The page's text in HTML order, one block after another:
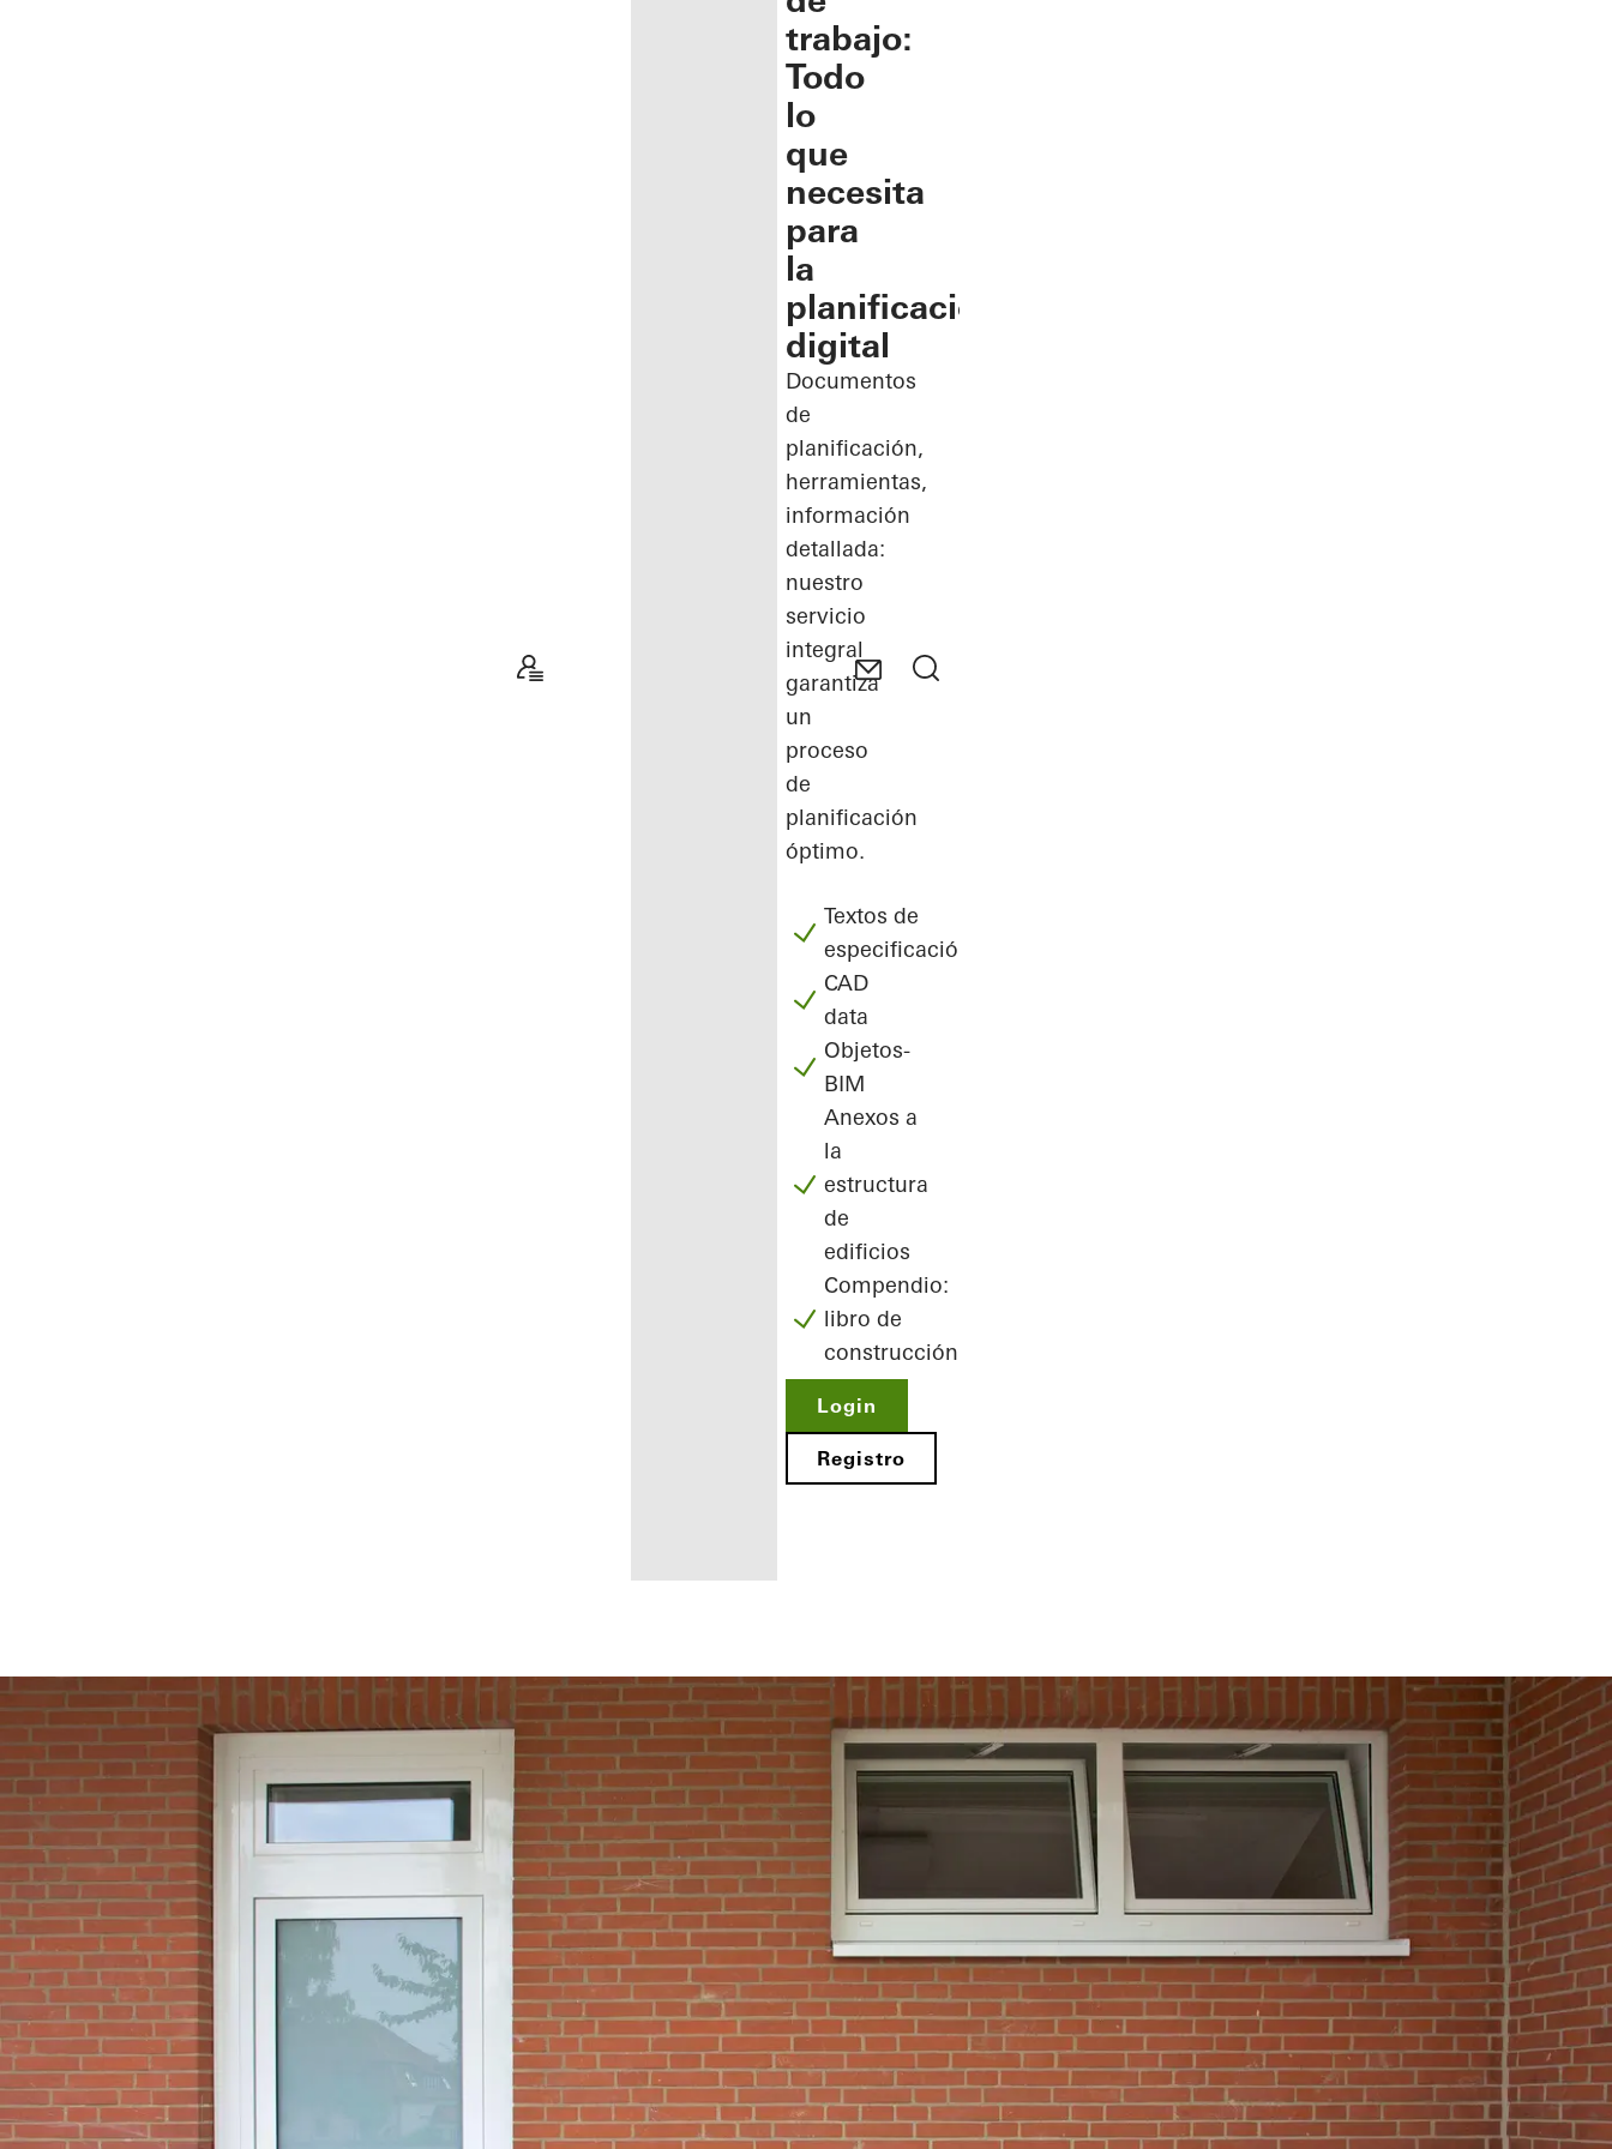
como
arquitecto
registrado
Descubre
mi área
de
trabajo
trabajo:
Todo
lo
que
necesita
para
la
planificación
digital
Documentos
de
planificación,
herramientas,
información
detallada:
nuestro
servicio
integral
garantiza
un
proceso
de
planificación
óptimo.
Textos de
especificación
CAD
data
Objetos-
BIM
Anexos a
la
estructura
de
edificios
Compendio:
libro de
construcción
Login
Registro